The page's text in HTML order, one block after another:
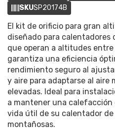
SKUSP20174B
El kit de orificio para gran
diseñado para calentadores
que operan a altitudes
garantiza una eficiencia
rendimiento seguro al
y aire para adaptarse al aire
elevadas. Ideal para
a mantener una
vida útil de su calentador
montañosas.